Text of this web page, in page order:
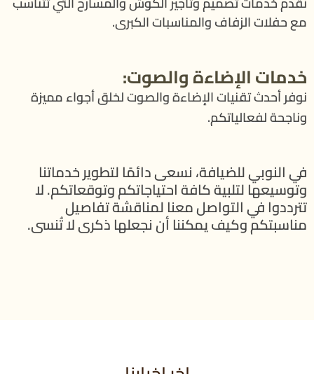
مع حفلات الزفاف والمناسبات الكبرى.
خدمات الإضاءة والصوت:
نوفر أحدث تقنيات الإضاءة والصوت لخلق أجواء مميزة
وناجحة لفعالياتكم.
في النوبي للضيافة، نسعى دائمًا لتطوير خدماتنا
وتوسيعها لتلبية كافة احتياجاتكم وتوقعاتكم. لا
تترددوا في التواصل معنا لمناقشة تفاصيل
مناسبتكم وكيف يمكننا أن نجعلها ذكرى لا تُنسى.